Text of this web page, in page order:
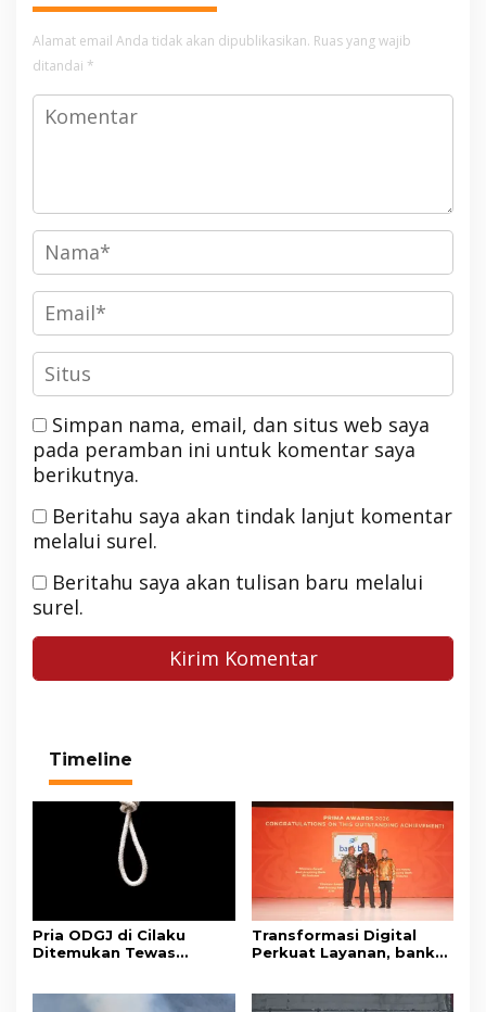
Alamat email Anda tidak akan dipublikasikan. Ruas yang wajib
ditandai *
Simpan nama, email, dan situs web saya
pada peramban ini untuk komentar saya
berikutnya.
Beritahu saya akan tindak lanjut komentar
melalui surel.
Beritahu saya akan tulisan baru melalui
surel.
Timeline
Pria ODGJ di Cilaku
Ditemukan Tewas
Transformasi Digital
Perkuat Layanan, bank
Awards 2026